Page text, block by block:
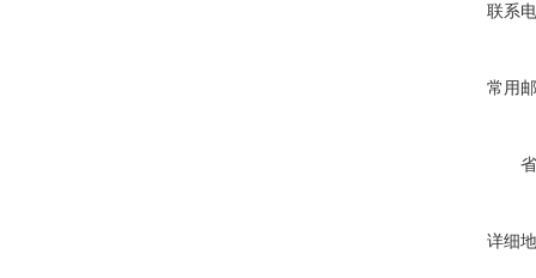
联系
常用
详细